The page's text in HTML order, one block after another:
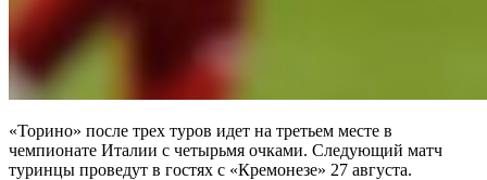
«Торино» после трех туров идет на третьем месте в
чемпионате Италии с четырьмя очками. Следующий матч
туринцы проведут в гостях с «Кремонезе» 27 августа.